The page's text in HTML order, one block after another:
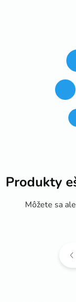
Produkty
Môžete sa